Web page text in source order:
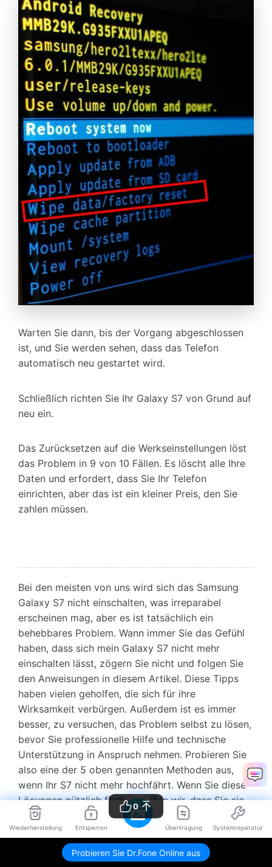
Wiederherstellung Entsperren Übertragung Systemreparatur
Probieren Sie Dr.Fone Online aus
Warten Sie dann, bis der Vorgang abgeschlossen
ist, und Sie werden sehen, dass das Telefon
automatisch neu gestartet wird.
Schließlich richten Sie Ihr Galaxy S7 von Grund auf
neu ein.
Das Zurücksetzen auf die Werkseinstellungen löst
das Problem in 9 von 10 Fällen. Es löscht alle Ihre
Daten und erfordert, dass Sie Ihr Telefon
einrichten, aber das ist ein kleiner Preis, den Sie
zahlen müssen.
Bei den meisten von uns wird sich das Samsung
Galaxy S7 nicht einschalten, was irreparabel
erscheinen mag, aber es ist tatsächlich ein
behebbares Problem. Wann immer Sie das Gefühl
haben, dass sich mein Galaxy S7 nicht mehr
einschalten lässt, zögern Sie nicht und folgen Sie
den Anweisungen in diesem Artikel. Diese Tipps
haben vielen geholfen, die sich für ihre
Wirksamkeit verbürgen. Außerdem ist es immer
besser, zu versuchen, das Problem selbst zu lösen,
bevor Sie professionelle Hilfe und technische
Unterstützung in Anspruch nehmen. Probieren Sie
also eine der 5 oben genannten Methoden aus,
wenn Ihr S7 nicht mehr hochfährt. Wenn Sie diese
Lösungen nützlich finden, hoffen wir, dass Sie sie
auch Ihren Lieben empfehlen können.
0